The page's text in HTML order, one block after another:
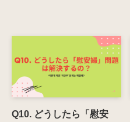
Q10. どうしたら「慰安